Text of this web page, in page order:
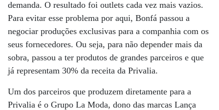
demanda. O resultado foi outlets cada vez mais vazios.
Para evitar esse problema por aqui, Bonfá passou a
negociar produções exclusivas para a companhia com os
seus fornecedores. Ou seja, para não depender mais da
sobra, passou a ter produtos de grandes parceiros e que
já representam 30% da receita da Privalia.
Um dos parceiros que produzem diretamente para a
Privalia é o Grupo La Moda, dono das marcas Lança